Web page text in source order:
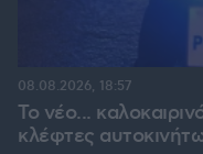
Το νέο...
κλέφτες
08.08.2026, 18:57